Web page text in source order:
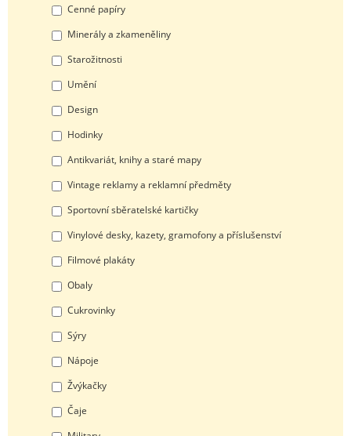
Cenné papíry
Minerály a zkameněliny
Starožitnosti
Umění
Design
Hodinky
Antikvariát, knihy a staré mapy
Vintage reklamy a reklamní předměty
Sportovní sběratelské kartičky
Vinylové desky, kazety, gramofony a příslušenství
Filmové plakáty
Obaly
Cukrovinky
Sýry
Nápoje
Žvýkačky
Čaje